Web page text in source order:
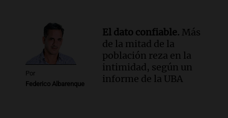
Por
Federico Albarenque
El dato confiable. Más
de la mitad de la
población reza en la
intimidad, según un
informe de la UBA